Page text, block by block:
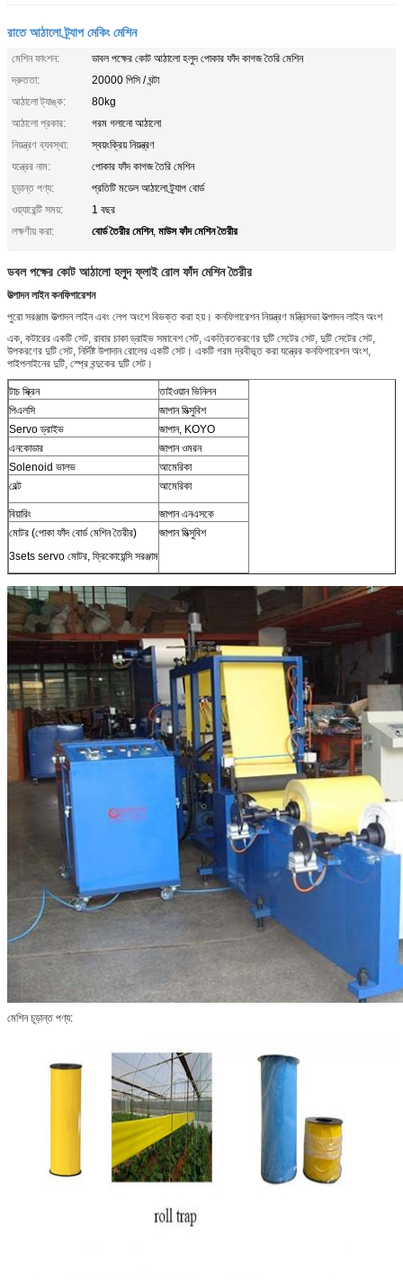
রাতে আঠালো ট্র্যাপ মেকিং মেশিন
মেশিন ফাংশন:
ডাবল পক্ষের কোট আঠালো হলুদ পোকার ফাঁদ কাগজ তৈরি মেশিন
দ্রুততা:
20000 পিসি / ঘন্টা
আঠালো ট্যাঙ্ক:
80kg
আঠালো প্রকার:
গরম গলানো আঠালো
নিয়ন্ত্রণ ব্যবস্থা:
স্বয়ংক্রিয় নিয়ন্ত্রণ
যন্ত্রের নাম:
পোকার ফাঁদ কাগজ তৈরি মেশিন
চূড়ান্ত পণ্য:
প্রতিটি মডেল আঠালো ট্র্যাপ বোর্ড
ওয়্যারেন্টি সময়:
1 বছর
লক্ষণীয় করা:
বোর্ড তৈরীর মেশিন, মাউস ফাঁদ মেশিন তৈরীর
ডবল পক্ষের কোট আঠালো হলুদ ফ্লাই রোল ফাঁদ মেশিন তৈরীর
উত্পাদন লাইন কনফিগারেশন
পুরো সরঞ্জাম উত্পাদন লাইন এবং লেপ অংশে বিভক্ত করা হয়। কনফিগারেশন নিয়ন্ত্রণ মন্ত্রিসভা উত্পাদন লাইন অংশ
এক, কটারের একটি সেট, রাবার চাকা ড্রাইভ সমাবেশ সেট, একত্রিতকরণের দুটি সেটের সেট, দুটি সেটের সেট,
উপকরণের দুটি সেট, নির্দিষ্ট উপাদান রোলের একটি সেট। একটি গরম দ্রবীভূত করা যন্ত্রের কনফিগারেশন অংশ,
পাইপলাইনের দুটি, স্প্রে বন্দুকের দুটি সেট।
টাচ স্ক্রিন
তাইওয়ান ভিনিলন
পিএলসি
জাপান মিত্সুবিশ
Servo ড্রাইভ
জাপান, KOYO
এনকোডার
জাপান ওমরন
Solenoid ভালভ
আমেরিকা
বেল্ট
আমেরিকা
বিয়ারিং
জাপান এনএসকে
মোটর (পোকা ফাঁদ বোর্ড মেশিন তৈরীর)
3sets servo মোটর, ফ্রিকোয়েন্সি সরঞ্জাম
জাপান মিত্সুবিশ
মেশিন চূড়ান্ত পণ্য: